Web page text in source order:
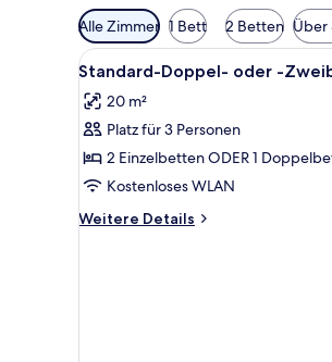
Verfügbare
Filter
für
Zimmer
Alle Zimmer 1 Bett 2 Betten Über
Alle
Fotos
für
Standard-
Doppel-
oder
-
Zweibettzimmer
Ein
7
Standard-Doppel- oder -
20 m²
Platz für 3 Personen
2 Einzelbetten ODER 1
Kostenloses WLAN
Weitere Details
Weitere